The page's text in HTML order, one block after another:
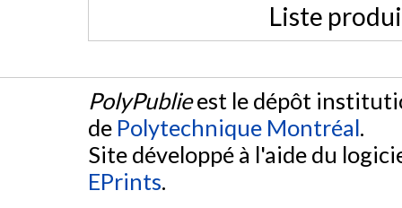
Liste
PolyPublieest le dépôt
de Polytechnique Montréal.
Site développé à l'aide du
EPrints.